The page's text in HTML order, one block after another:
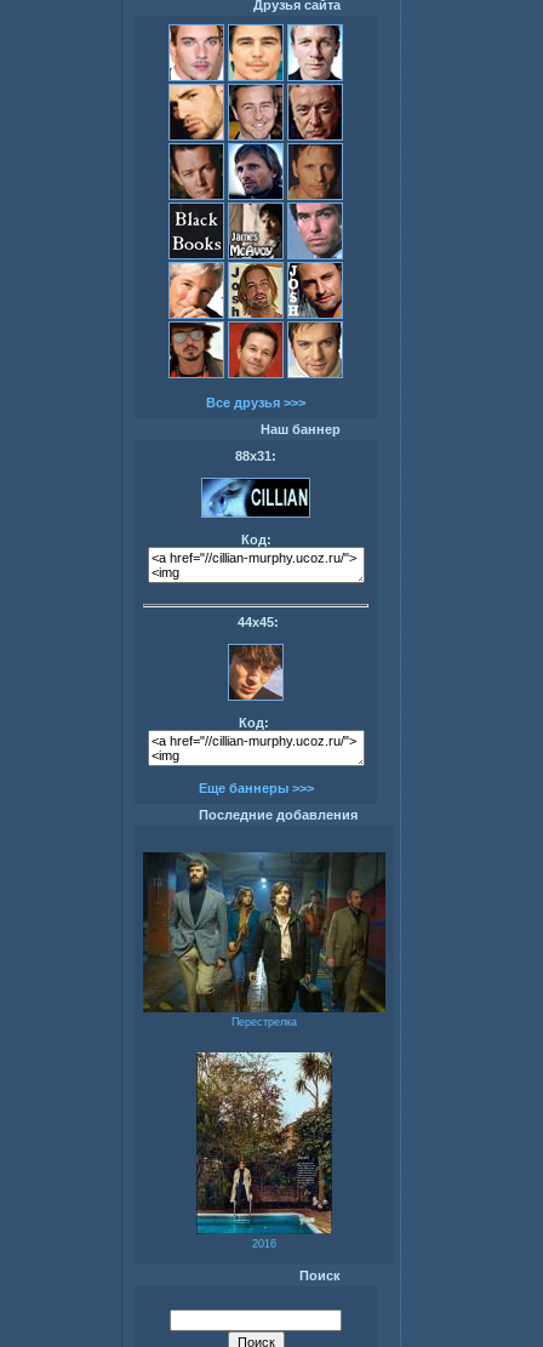
Друзья сайта
Все друзья >>>
Наш баннер
88х31:
Код:
44х45:
Код:
Еще баннеры >>>
Последние добавления
Перестрелка
2016
Поиск